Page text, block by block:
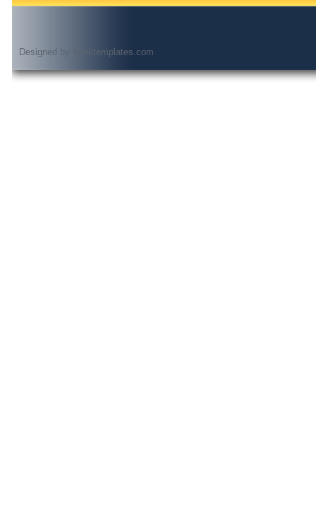
Designed by freektemplates.com